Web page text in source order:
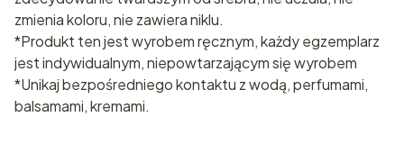
zmienia koloru, nie zawiera niklu.
*Produkt ten jest wyrobem ręcznym, każdy egzemplarz
jest indywidualnym, niepowtarzającym się wyrobem
*Unikaj bezpośredniego kontaktu z wodą, perfumami,
balsamami, kremami.